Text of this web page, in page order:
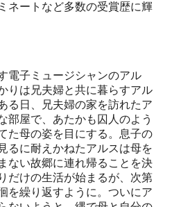
ネートなど多数の受賞歴に輝
電子ミュージシャンのアル
りは兄夫婦と共に暮らすアル
る日、兄夫婦の家を訪れたア
部屋で、あたかも囚人のよう
た母の姿を目にする。息子の
るに耐えかねたアルスは母を
ない故郷に連れ帰ることを決
だけの生活が始まるが、次第
を繰り返すように。ついにア